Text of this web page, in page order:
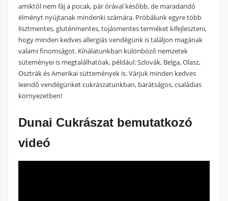
amiktől nem fáj a pocak, pár órával később, de maradandó
élményt nyújtanak mindenki számára. Próbálunk egyre több
lisztmentes, gluténmentes, tojásmentes terméket kifejleszteni,
hogy minden kedves allergiás vendégünk is találjon magának
valami finomságot. Kínálatunkban különböző nemzetek
süteményei is megtalálhatóak, például: Szlovák, Belga, Olasz,
Osztrák és Amerikai süttemények is. Várjuk minden kedves
leendő vendégünket cukrászatunkban, barátságos, családias
környezetben!
Dunai Cukrászat bemutatkozó
videó